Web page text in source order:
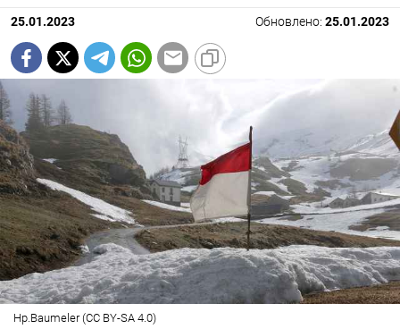
25.01.2023 Обновлено: 25.01.2023
Hp.Baumeler (CC BY-SA 4.0)